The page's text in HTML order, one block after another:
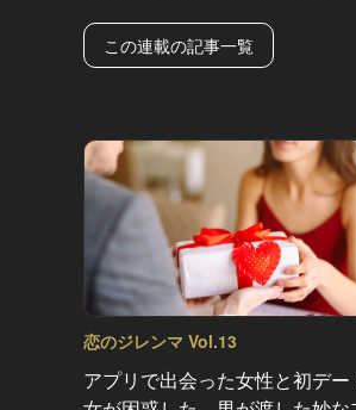
この連載の記事一覧
恋のジレンマ Vol.13
アプリで出会った女性と初デー